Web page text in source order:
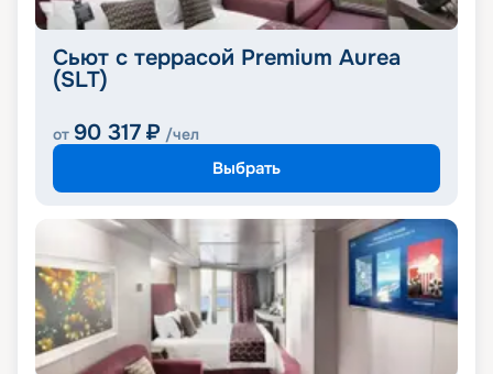
Сьют с террасой Premium Aurea
(SLT)
от 90 317 ₽ /чел
Выбрать